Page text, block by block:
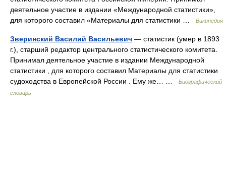
деятельное участие в издании «Международной статистики»,
для которого составил «Материалы для статистики …
Википедия
Зверинский Василий Васильевич — статистик (умер в 1893
г.), старший редактор центрального статистического комитета.
Принимал деятельное участие в издании Международной
статистики , для которого составил Материалы для статистики
судоходства в Европейской России . Ему же… …
Биографический
словарь